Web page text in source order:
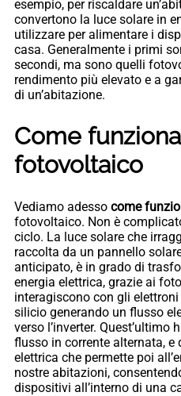
esempio, per riscaldare
convertono la luce solare in
utilizzare per alimentare i
casa. Generalmente i primi
secondi, ma sono quelli
rendimento più elevato e a
di un’abitazione.
Come
fotovoltaico
Vediamo adesso come
fotovoltaico. Non è
ciclo. La luce solare che
raccolta da un pannello
anticipato, è in grado di
energia elettrica, grazie ai
interagiscono con gli
silicio generando un flusso
verso l’inverter.
flusso in corrente alternata,
elettrica che permette poi
nostre abitazioni,
dispositivi all’interno di una